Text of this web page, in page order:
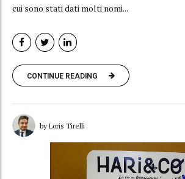
cui sono stati dati molti nomi...
CONTINUE READING
by Loris Tirelli